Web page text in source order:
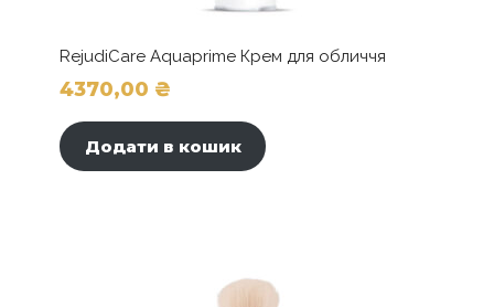
RejudiCare Aquaprime Крем для обличчя
4370,00 ₴
Додати в кошик